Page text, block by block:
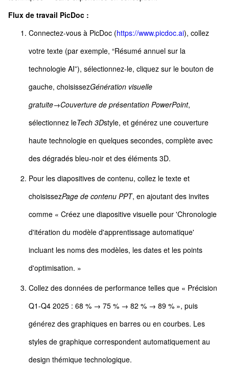
Flux de travail PicDoc :
Connectez-vous à PicDoc (https://www.picdoc.ai), collez
votre texte (par exemple, “Résumé annuel sur la
technologie AI”), sélectionnez-le, cliquez sur le bouton de
gauche, choisissezGénération visuelle
gratuite→Couverture de présentation PowerPoint,
sélectionnez leTech 3Dstyle, et générez une couverture
haute technologie en quelques secondes, complète avec
des dégradés bleu-noir et des éléments 3D.
Pour les diapositives de contenu, collez le texte et
choisissezPage de contenu PPT, en ajoutant des invites
comme « Créez une diapositive visuelle pour 'Chronologie
d'itération du modèle d'apprentissage automatique'
incluant les noms des modèles, les dates et les points
d'optimisation. »
Collez des données de performance telles que « Précision
Q1-Q4 2025 : 68 % → 75 % → 82 % → 89 % », puis
générez des graphiques en barres ou en courbes. Les
styles de graphique correspondent automatiquement au
design thémique technologique.